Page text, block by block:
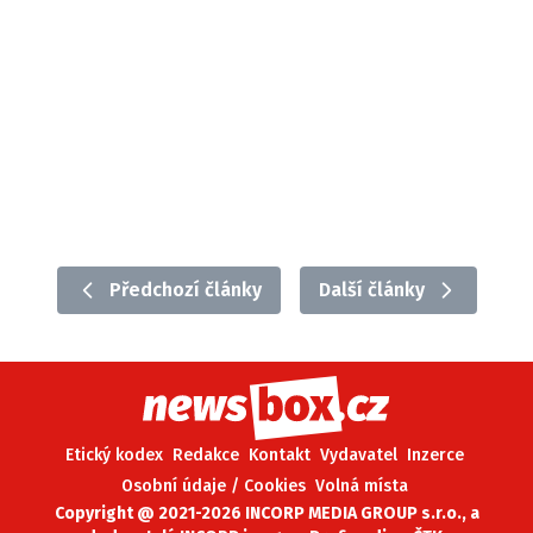
Předchozí články Další články
Etický kodex Redakce Kontakt Vydavatel Inzerce
Osobní údaje / Cookies Volná místa
Copyright @ 2021-2026 INCORP MEDIA GROUP s.r.o., a